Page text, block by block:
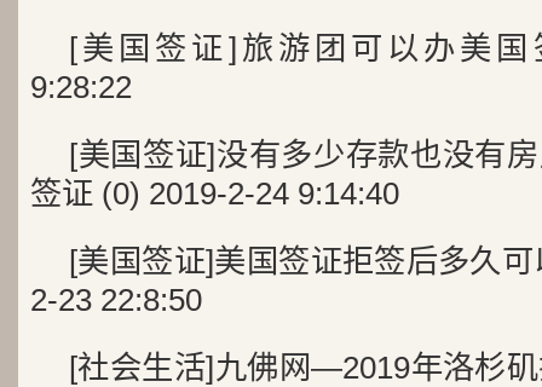
[美国签证]旅游团可以办美国
9:28:22
[美国签证]没有多少存款也没有
签证 (0) 2019-2-24 9:14:40
[美国签证]美国签证拒签后多久
2-23 22:8:50
[社会生活]九佛网—2019年洛杉